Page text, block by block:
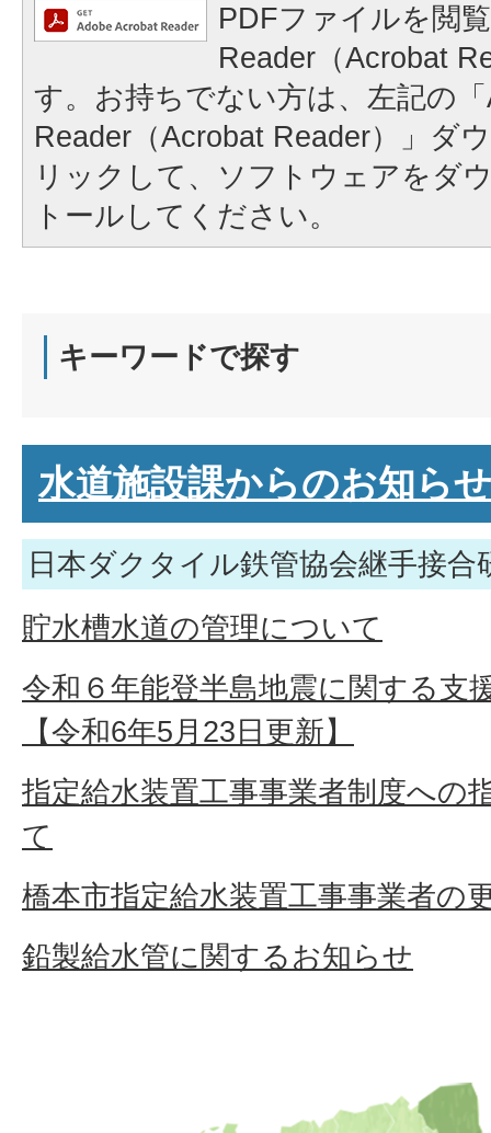
PDFファイルを閲
Reader（Acrobat
す。お持ちでない方は、左記の
Reader（Acrobat Reader）」ダ
リックして、ソフトウェアをダ
トールしてください。
キーワードで探す
水道施設課からのお知らせ
日本ダクタイル鉄管協会継手接合
貯水槽水道の管理について
令和６年能登半島地震に関する支
【令和6年5月23日更新】
指定給水装置工事事業者制度への
て
橋本市指定給水装置工事事業者の
鉛製給水管に関するお知らせ